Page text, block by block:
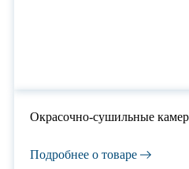
Окрасочно-сушильные
Подробнее о товаре